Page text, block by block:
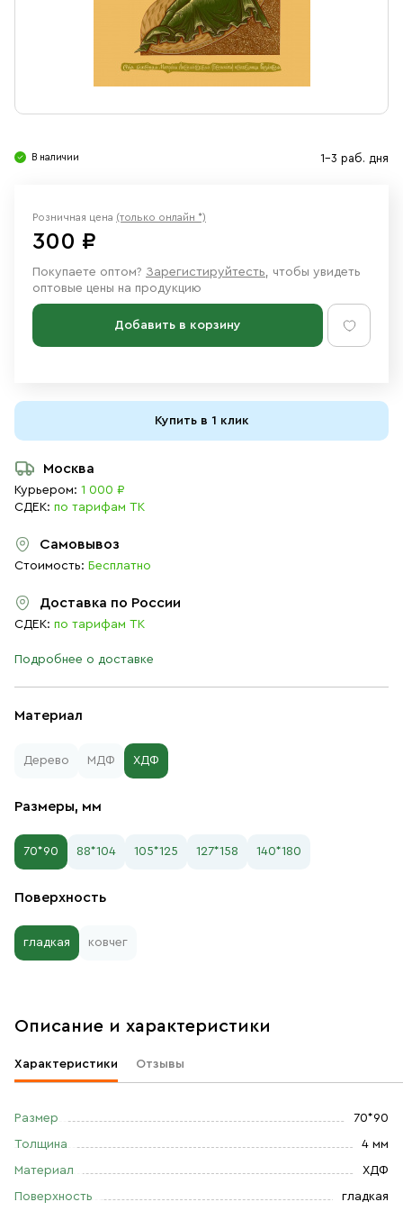
Ювелирные изделия
В наличии 1-3 раб. дня
Материал
Дерево МДФ ХДФ
Размеры, мм
70*90 88*104 105*125 127*158 140*180
Поверхность
гладкая ковчег
Розничная цена (только онлайн *)
300 ₽
Покупаете оптом? Зарегистируйтесть, чтобы увидеть
оптовые цены на продукцию
Добавить в корзину
Купить в 1 клик
Москва
Курьером: 1 000 ₽
СДЕК: по тарифам ТК
Самовывоз
Стоимость: Бесплатно
Доставка по России
СДЕК: по тарифам ТК
Подробнее о доставке
Описание и характеристики
Характеристики Отзывы
Размер 70*90
Толщина 4 мм
Материал ХДФ
Поверхность гладкая